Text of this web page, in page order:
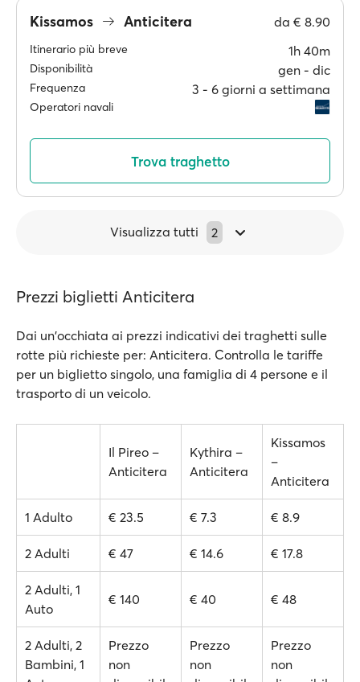
Kissamos Anticitera da € 8.90
Itinerario più breve 1h 40m
Disponibilità gen ‐ dic
Frequenza 3 ‐ 6 giorni a settimana
Operatori navali
Trova traghetto
Visualizza tutti 2
Prezzi biglietti Anticitera
Dai un'occhiata ai prezzi indicativi dei traghetti sulle
rotte più richieste per: Anticitera. Controlla le tariffe
per un biglietto singolo, una famiglia di 4 persone e il
trasporto di un veicolo.
Il Pireo –
Anticitera
Kythira –
Anticitera
Kissamos
–
Anticitera
1 Adulto € 23.5 € 7.3 € 8.9
2 Adulti € 47 € 14.6 € 17.8
2 Adulti, 1
Auto
€ 140 € 40 € 48
2 Adulti, 2
Bambini, 1
Prezzo
non
Prezzo
non
Prezzo
non